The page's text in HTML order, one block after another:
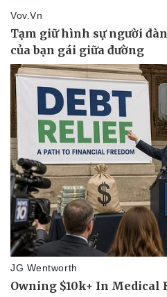
Sức khỏe
Dinh dưỡng - món ngon
Cây thuốc
Sản phụ khoa
Nhi khoa
Nam khoa
Làm đẹp - giảm cân
Phòng mạch online
Ăn sạch sống khỏe